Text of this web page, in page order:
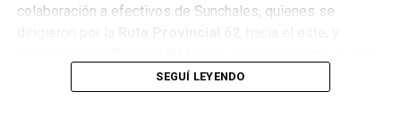
colaboración a efectivos de Sunchales, quienes se
SEGUÍ LEYENDO